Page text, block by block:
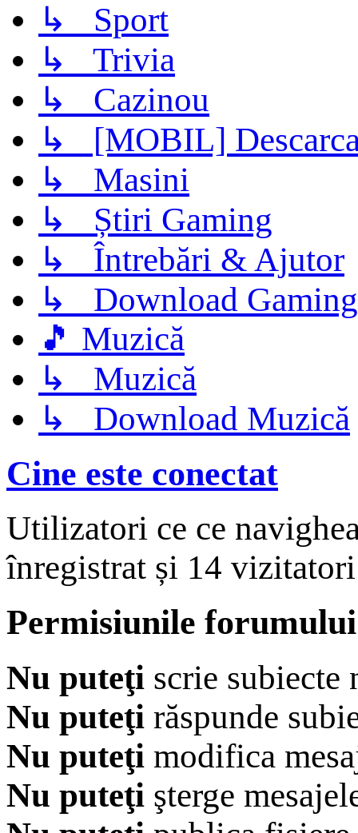
↳ Sport
↳ Trivia
↳ Cazinou
↳ [MOBIL]
↳ Masini
↳ Știri Gaming
↳ Întrebări & Ajutor
↳ Download Gaming
🎵 Muzică
↳ Muzică
↳ Download Muzică
Cine este conectat
Utilizatori ce ce
înregistrat și 14 vizitatori
Permisiunile forumului
Nu puteţi scrie subiecte
Nu puteţi răspunde
Nu puteţi modifica
Nu puteţi şterge